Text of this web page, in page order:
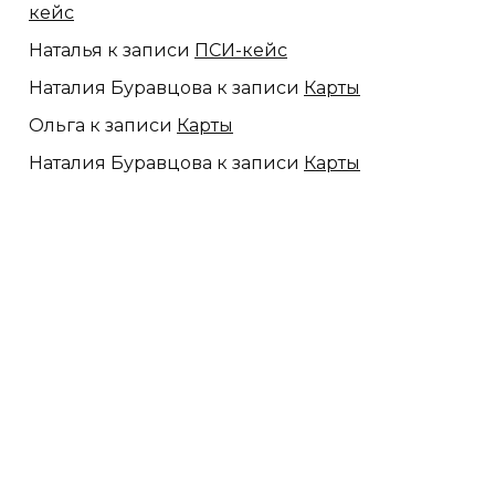
кейс
Наталья к записи ПСИ-кейс
Наталия Буравцова к записи Карты
Ольга к записи Карты
Наталия Буравцова к записи Карты